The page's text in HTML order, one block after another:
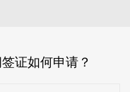
证如何申请？